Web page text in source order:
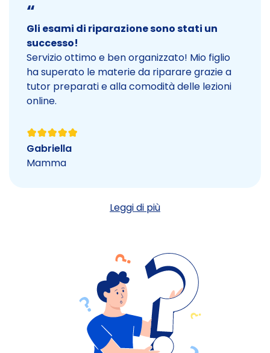
“
Gli esami di riparazione sono stati un
successo!
Servizio ottimo e ben organizzato! Mio figlio
ha superato le materie da riparare grazie a
tutor preparati e alla comodità delle lezioni
online.
Gabriella
Mamma
Leggi di più